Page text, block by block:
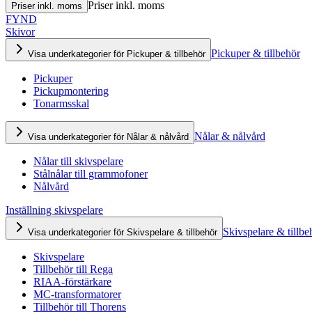
Priser inkl. moms Priser inkl. moms
FYND
Skivor
Visa underkategorier för Pickuper & tillbehör Pickuper & tillbehör
Pickuper
Pickupmontering
Tonarmsskal
Visa underkategorier för Nålar & nålvård Nålar & nålvård
Nålar till skivspelare
Stålnålar till grammofoner
Nålvård
Inställning skivspelare
Visa underkategorier för Skivspelare & tillbehör Skivspelare &
Skivspelare
Tillbehör till Rega
RIAA-förstärkare
MC-transformatorer
Tillbehör till Thorens